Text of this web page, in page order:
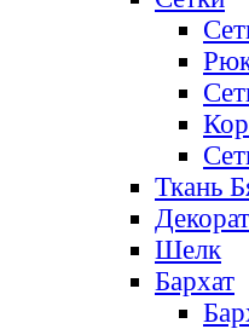
Ткань
Шелк
Бархат